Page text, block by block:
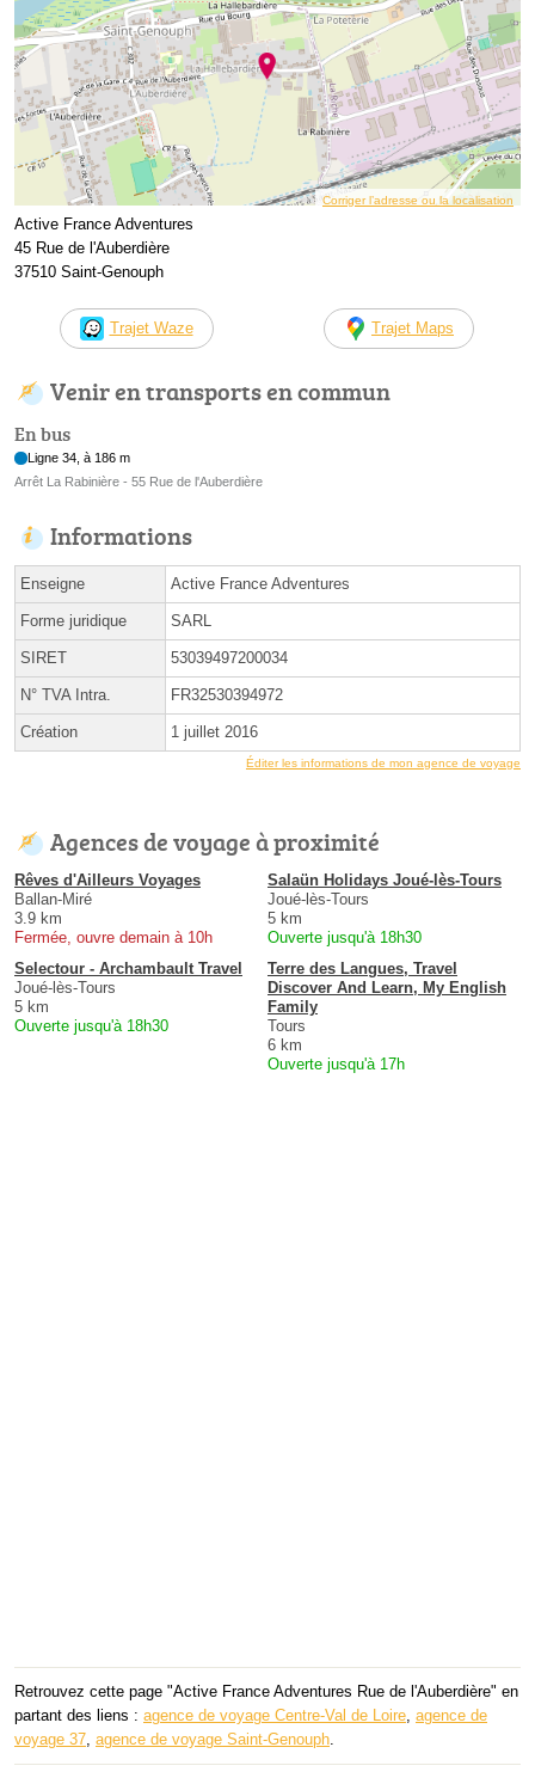
Corriger l’adresse ou la localisation
Active France Adventures
45 Rue de l'Auberdière
37510 Saint-Genouph
Trajet Waze Trajet Maps
Venir en transports en commun
En bus
Ligne 34, à 186 m
Arrêt La Rabinière - 55 Rue de l'Auberdière
Informations
Enseigne Active France Adventures
Forme juridique SARL
SIRET 53039497200034
N° TVA Intra. FR32530394972
Création 1 juillet 2016
Éditer les informations de mon agence de voyage
Agences de voyage à proximité
Rêves d'Ailleurs Voyages
Ballan-Miré
3.9 km
Fermée, ouvre demain à 10h
Salaün Holidays Joué-lès-Tours
Joué-lès-Tours
5 km
Ouverte jusqu'à 18h30
Selectour - Archambault Travel
Joué-lès-Tours
5 km
Ouverte jusqu'à 18h30
Terre des Langues, Travel
Discover And Learn, My English
Family
Tours
6 km
Ouverte jusqu'à 17h
Retrouvez cette page "Active France Adventures Rue de l'Auberdière" en
partant des liens : agence de voyage Centre-Val de Loire, agence de
voyage 37, agence de voyage Saint-Genouph.